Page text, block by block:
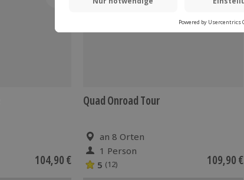
104,90 €
Quad Onroad Tour
an 8 Orten
1 Person
5 (12) 109,90 €